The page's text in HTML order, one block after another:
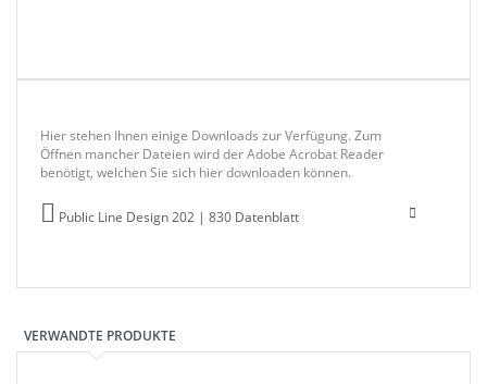
Hier stehen Ihnen einige Downloads zur Verfügung. Zum
Öffnen mancher Dateien wird der Adobe Acrobat Reader
benötigt, welchen Sie sich hier downloaden können.
Public Line Design 202 | 830 Datenblatt
VERWANDTE PRODUKTE